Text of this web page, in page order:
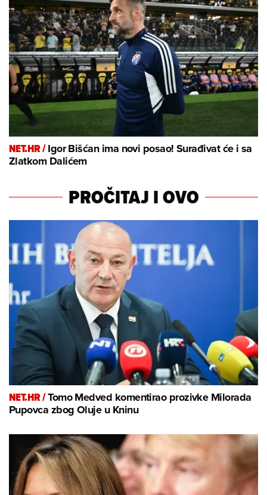
NET.HR /Igor Bišćan ima novi posao! Surađivat će i sa
Zlatkom Dalićem
PROČITAJ I OVO
NET.HR /Tomo Medved komentirao prozivke Milorada
Pupovca zbog Oluje u Kninu